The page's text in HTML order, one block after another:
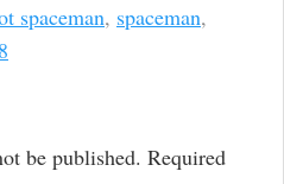
spaceman, spaceman,
be published. Required